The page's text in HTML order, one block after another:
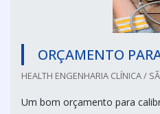
ORÇAMENTO
HEALTH ENGENHARIA CLÍNICA /
Um bom orçamento para